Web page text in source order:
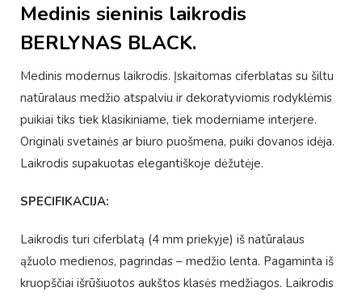
Medinis sieninis laikrodis
BERLYNAS BLACK.
Medinis modernus laikrodis. Įskaitomas ciferblatas su šiltu
natūralaus medžio atspalviu ir dekoratyviomis rodyklėmis
puikiai tiks tiek klasikiniame, tiek moderniame interjere.
Originali svetainės ar biuro puošmena, puiki dovanos idėja.
Laikrodis supakuotas elegantiškoje dėžutėje.
SPECIFIKACIJA:
Laikrodis turi ciferblatą (4 mm priekyje) iš natūralaus
ąžuolo medienos, pagrindas – medžio lenta. Pagaminta iš
kruopščiai išrūšiuotos aukštos klasės medžiagos. Laikrodis